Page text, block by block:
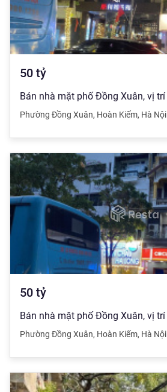
50 tỷ
Phường Đồng Xuân, Hoàn Kiếm, Hà Nội
50 tỷ
Phường Đồng Xuân, Hoàn Kiếm, Hà Nội